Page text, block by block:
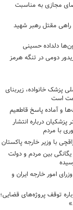
مجازی به مناسبت
مقتل رهبر شهید
دلداده حسینی
دومی در تنگه هرمز
پزشک خانواده، زیربنای
است
و آماده پاسخ قاطعیم
درباره انتشار
با مردم
با وزیر خارجه پاکستان
بین مردم و دولت
امور خارجه ایران و
توقف پروژه‌های قضایی؛